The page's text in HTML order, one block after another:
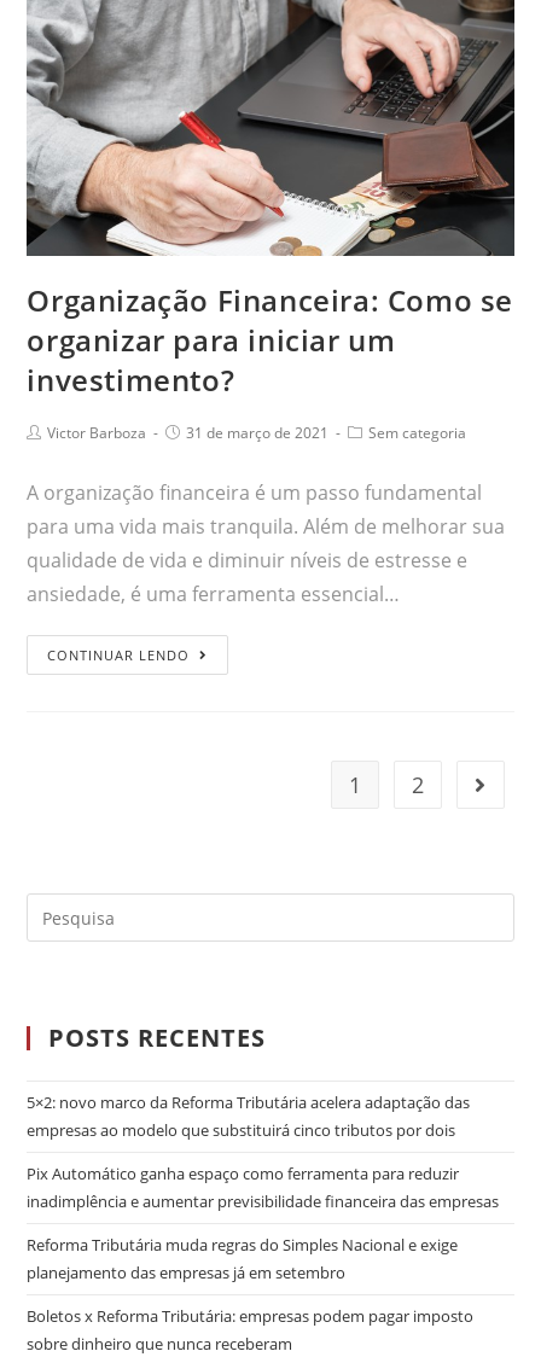
Organização Financeira: Como se
organizar para iniciar um
investimento?
Victor Barboza 31 de março de 2021 Sem categoria
A organização financeira é um passo fundamental
para uma vida mais tranquila. Além de melhorar sua
qualidade de vida e diminuir níveis de estresse e
ansiedade, é uma ferramenta essencial…
CONTINUAR LENDO
1 2
POSTS RECENTES
5×2: novo marco da Reforma Tributária acelera adaptação das
empresas ao modelo que substituirá cinco tributos por dois
Pix Automático ganha espaço como ferramenta para reduzir
inadimplência e aumentar previsibilidade financeira das empresas
Reforma Tributária muda regras do Simples Nacional e exige
planejamento das empresas já em setembro
Boletos x Reforma Tributária: empresas podem pagar imposto
sobre dinheiro que nunca receberam